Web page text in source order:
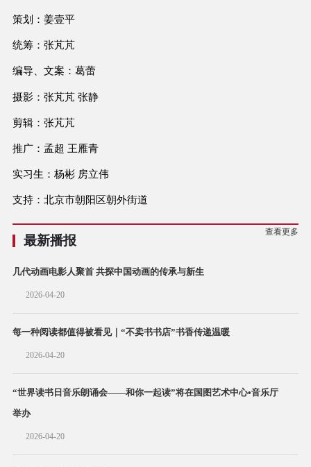
策划：姜壹平
统筹：张芃芃
编导、文案：葛蕾
摄影：张芃芃 张静
剪辑：张芃芃
推广：孟超 王雁青
实习生：杨彬 房立伟
支持：北京市朝阳区朝外街道
最新播报
查看更多
几代动画电影人聚首 共探中国动画的传承与新生
2026-04-20
每一种阅读都值得被看见｜“不卖书书店”书香传递温暖
2026-04-20
“世界读书日音乐朗诵会——和你一起读”将在国图艺术中心•音乐厅
举办
2026-04-20